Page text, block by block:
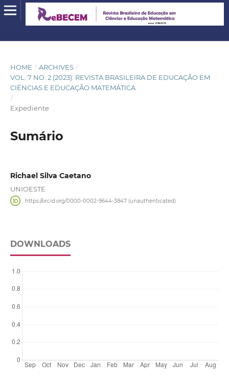
HOME / ARCHIVES /
VOL. 7 NO. 2 (2023): REVISTA BRASILEIRA DE EDUCAÇÃO EM
CIÊNCIAS E EDUCAÇÃO MATEMÁTICA
/
Expediente
Sumário
Richael Silva Caetano
UNIOESTE
https://orcid.org/0000-0002-9644-3847 (unauthenticated)
DOWNLOADS